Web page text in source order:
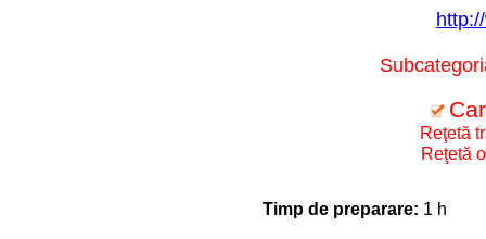
Reţetă
Reţetă
Timp de preparare: 1 h